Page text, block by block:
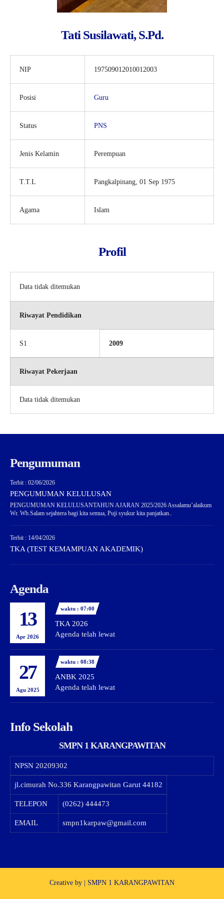
Tati Susilawati, S.Pd.
NIP 197509012010012003
Posisi Guru
Status PNS
Jenis Kelamin Perempuan
T.T.L Pangkalpinang, 01 Sep 1975
Agama Islam
Profil
Data tidak ditemukan
Riwayat Pendidikan
S1 2009
Riwayat Pekerjaan
Data tidak ditemukan
Pengumuman
Terbit : 02/06/2026
PENGUMUMAN KELULUSAN
PENGUMUMAN KELULUSANTAHUN AJARAN 2025/2026 Assalamu’alaikum
Wr. Wb.Salam sejahtera bagi kita semua, Puji syukur kita panjatkan..
Terbit : 14/04/2026
TKA (TEST KEMAMPUAN AKADEMIK)
Agenda
13
Apr 2026
waktu : 07:00
TKA 2026
Agenda telah lewat
27
Agu 2025
waktu : 08:38
ANBK 2025
Agenda telah lewat
Info Sekolah
SMPN 1 KARANGPAWITAN
NPSN 20209302
jl.cimurah No.336 Karangpawitan Garut 44182
TELEPON (0262) 444473
EMAIL smpn1karpaw@gmail.com
Creative by | SMPN 1 KARANGPAWITAN